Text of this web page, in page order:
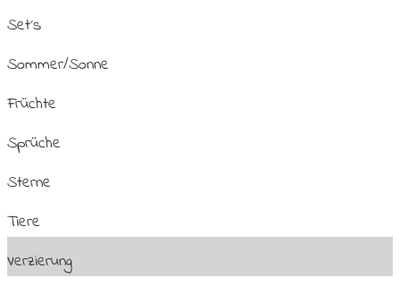
Set´s
Sommer/Sonne
Früchte
Sprüche
Sterne
Tiere
Verzierung